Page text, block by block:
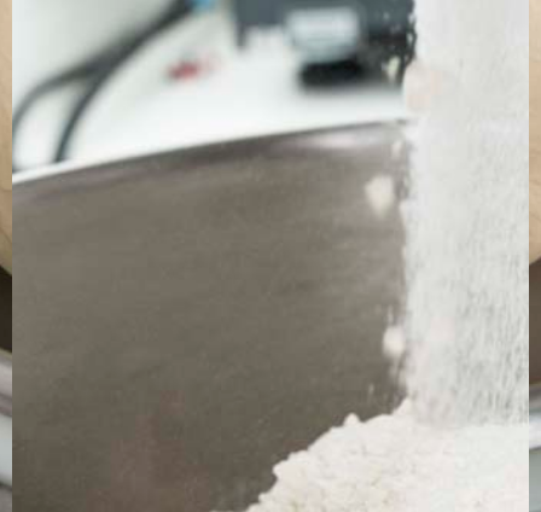
SITE WEB
TÉLÉCHARGEZ LA PLAQUETTE
Contact
Jérémy PRUVOST